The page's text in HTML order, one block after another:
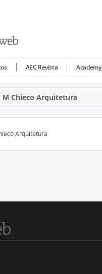
AEC Revista Academy
M Chieco Arquitetura
Arquitetura